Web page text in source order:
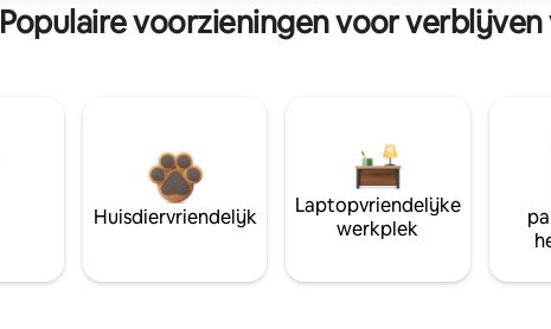
Populaire voorzieningen voor verblijven
Huisdiervriendelijk
Laptopvriendelijke
werkplek